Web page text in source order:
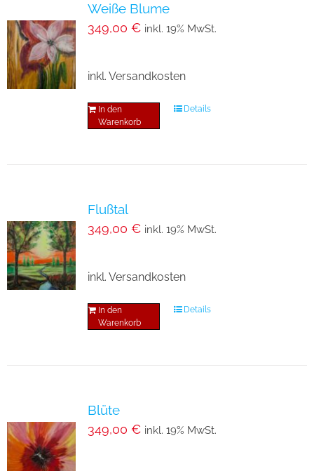
Weiße Blume
349,00 € inkl. 19% MwSt.
inkl. Versandkosten
In den
Warenkorb
Details
Flußtal
349,00 € inkl. 19% MwSt.
inkl. Versandkosten
In den
Warenkorb
Details
Blüte
349,00 € inkl. 19% MwSt.